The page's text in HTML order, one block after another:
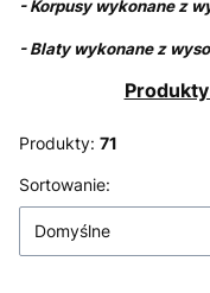
- Korpusy wykonane z
- Blaty wykonane z
Produkty: 71
Lista produktów
Sortowanie:
Domyślne